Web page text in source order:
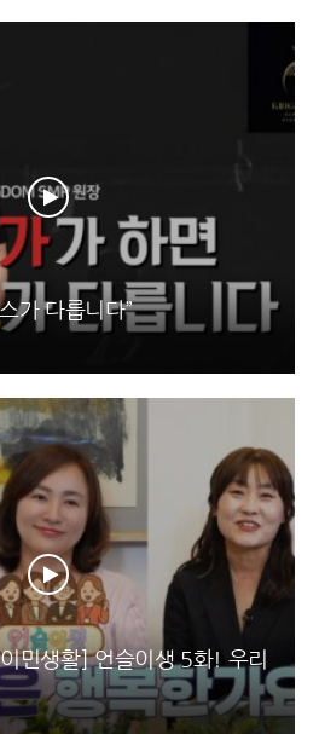
가 다릅니다”
민생활] 언슬이생 5화! 우리